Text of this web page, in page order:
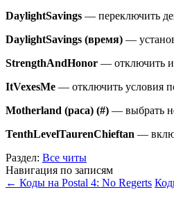
DaylightSavings — переключить
DaylightSavings (время) —
StrengthAndHonor — отключить
ItVexesMe — отключить условия
Motherland (раса) (#) — выбрать
TenthLevelTaurenChieftan —
Раздел: Все читы
Навигация по записям
← Коды на Postal 4: No Regerts